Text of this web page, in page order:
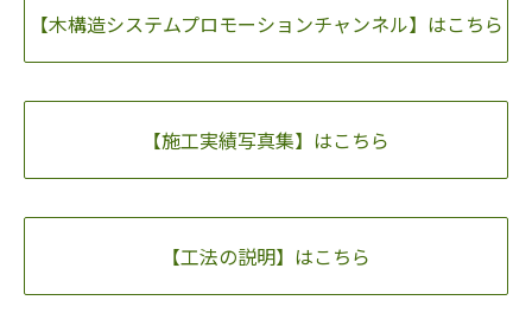
【木構造システムプロモーションチャンネル】はこちら
【施工実績写真集】はこちら
【工法の説明】はこちら